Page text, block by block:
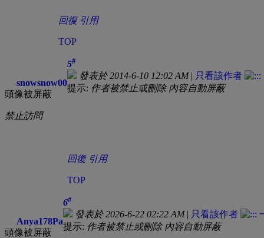
回復 引用
TOP
snowsnow00
頭像被屏蔽
禁止訪問
5#
發表於 2014-6-10 12:02 AM| 只看該作者
提示: 作者被禁止或刪除 內容自動屏蔽
回復 引用
TOP
Anya178Pa
頭像被屏蔽
6#
發表於 2026-6-22 02:22 AM| 只看該作者
提示: 作者被禁止或刪除 內容自動屏蔽